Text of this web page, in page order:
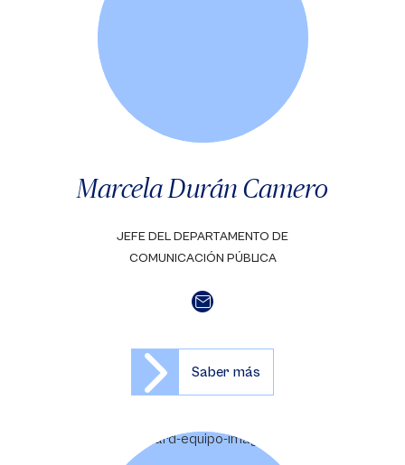
Marcela Durán Camero
JEFE DEL DEPARTAMENTO DE
COMUNICACIÓN PÚBLICA
Saber más